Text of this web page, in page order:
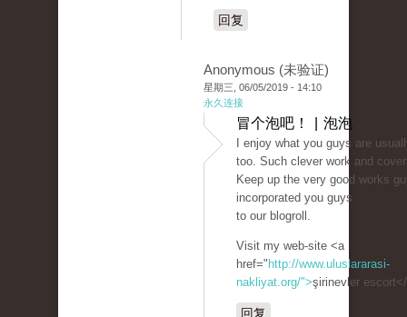
回复
Anonymous (未验证)
星期三, 06/05/2019 - 14:10
永久连接
冒个泡吧！ | 泡泡
I enjoy what you guys are
too. Such clever work and
Keep up the very good works
incorporated you guys
to our blogroll.
Visit my web-site <a
href=" http://www.uluslararasi-
nakliyat.org/">şirinevler
回复